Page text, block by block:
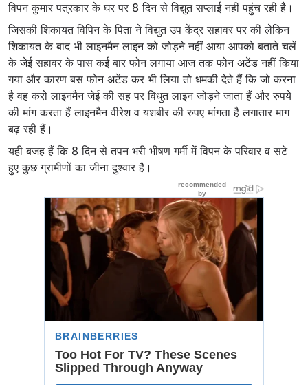
विपन कुमार पत्रकार के घर पर 8 दिन से विद्युत सप्लाई नहीं पहुंच रही है।
जिसकी शिकायत विपिन के पिता ने विद्युत उप केंद्र सहावर पर की लेकिन
शिकायत के बाद भी लाइनमैन लाइन को जोड़ने नहीं आया आपको बताते चलें
के जेई सहावर के पास कई बार फोन लगाया आज तक फोन अटेंड नहीं किया
गया और कारण बस फोन अटेंड कर भी लिया तो धमकी देते हैं कि जो करना
है वह करो लाइनमैन जेई की सह पर विधुत लाइन जोड़ने जाता हैं और रुपये
की मांग करता हैं लाइनमैन वीरेश व यशबीर की रुपए मांगता है लगातार माग
बढ़ रही हैं।
यही बजह हैं कि 8 दिन से तपन भरी भीषण गर्मी में विपन के परिवार व सटे
हुए कुछ ग्रामीणों का जीना दुश्वार है।